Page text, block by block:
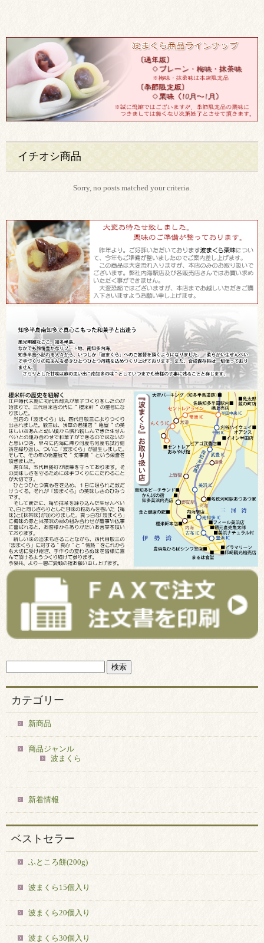
イチオシ商品
Sorry, no posts matched your criteria.
カテゴリー
新商品
商品ジャンル
波まくら
新着情報
ベストセラー
ふところ餅(200g)
波まくら15個入り
波まくら20個入り
波まくら30個入り